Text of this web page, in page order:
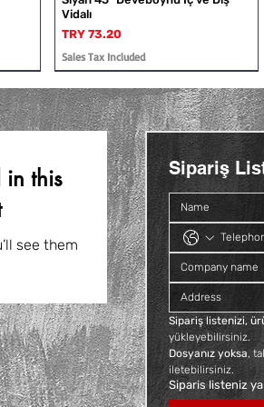
Vidalı
Price
TRY 73.20
Sales Tax Included
Siyah Kısa Deveboynu İç ve Dış
Vidalı
TRY 60.00
Sales Tax Included
Galvaniz Kuyruklu Konik Rakor
Price
TRY 140.40
Sales Tax Included
in this
see them
Sipariş
Sipariş listenizi,
yükleyebilirsiniz.
Dosyanız yoksa,
iletebilirsiniz.
Siparis listeniz